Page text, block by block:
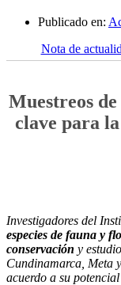
Publicado en:
Nota de
Muestreos
clave para
Investigadores del
especies de fauna y
conservación y
Cundinamarca, Meta
acuerdo a su